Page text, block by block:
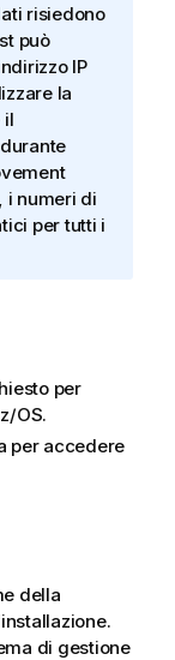
risiedono
può
IP
la
il
i numeri di
per tutti i
per
OS.
per accedere
della
di gestione